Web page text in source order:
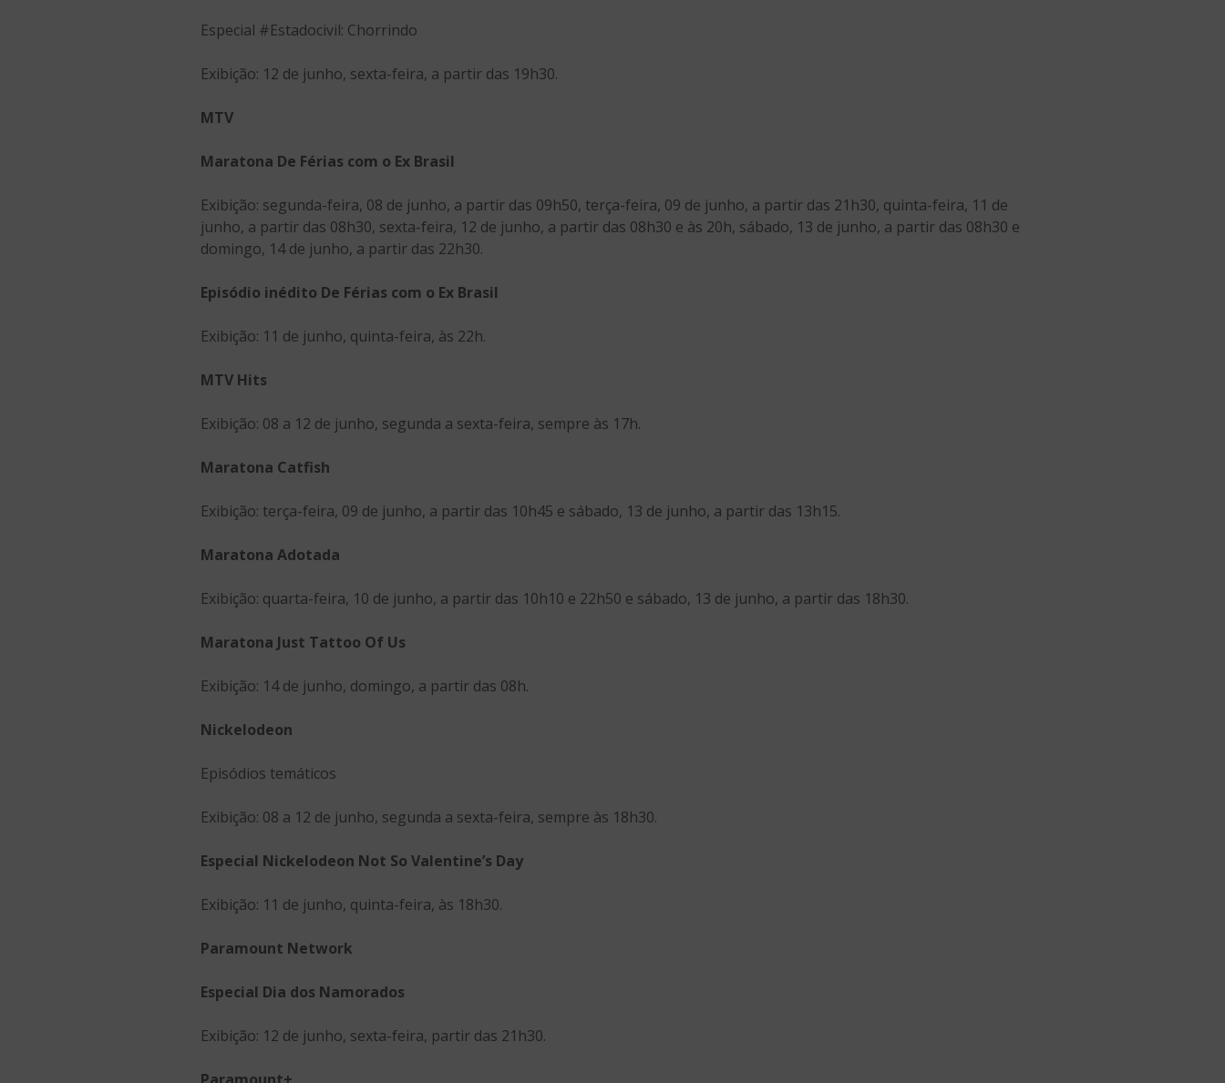
Especial #Estadocivil: Chorrindo
Exibição: 12 de junho, sexta-feira, a partir das 19h30.
MTV
Maratona De Férias com o Ex Brasil
Exibição: segunda-feira, 08 de junho, a partir das 09h50, terça-feira, 09 de junho, a partir das 21h30, quinta-feira, 11 de
junho, a partir das 08h30, sexta-feira, 12 de junho, a partir das 08h30 e às 20h, sábado, 13 de junho, a partir das 08h30 e
domingo, 14 de junho, a partir das 22h30.
Episódio inédito De Férias com o Ex Brasil
Exibição: 11 de junho, quinta-feira, às 22h.
MTV Hits
Exibição: 08 a 12 de junho, segunda a sexta-feira, sempre às 17h.
Maratona Catfish
Exibição: terça-feira, 09 de junho, a partir das 10h45 e sábado, 13 de junho, a partir das 13h15.
Maratona Adotada
Exibição: quarta-feira, 10 de junho, a partir das 10h10 e 22h50 e sábado, 13 de junho, a partir das 18h30.
Maratona Just Tattoo Of Us
Exibição: 14 de junho, domingo, a partir das 08h.
Nickelodeon
Episódios temáticos
Exibição: 08 a 12 de junho, segunda a sexta-feira, sempre às 18h30.
Especial Nickelodeon Not So Valentine’s Day
Exibição: 11 de junho, quinta-feira, às 18h30.
Paramount Network
Especial Dia dos Namorados
Exibição: 12 de junho, sexta-feira, partir das 21h30.